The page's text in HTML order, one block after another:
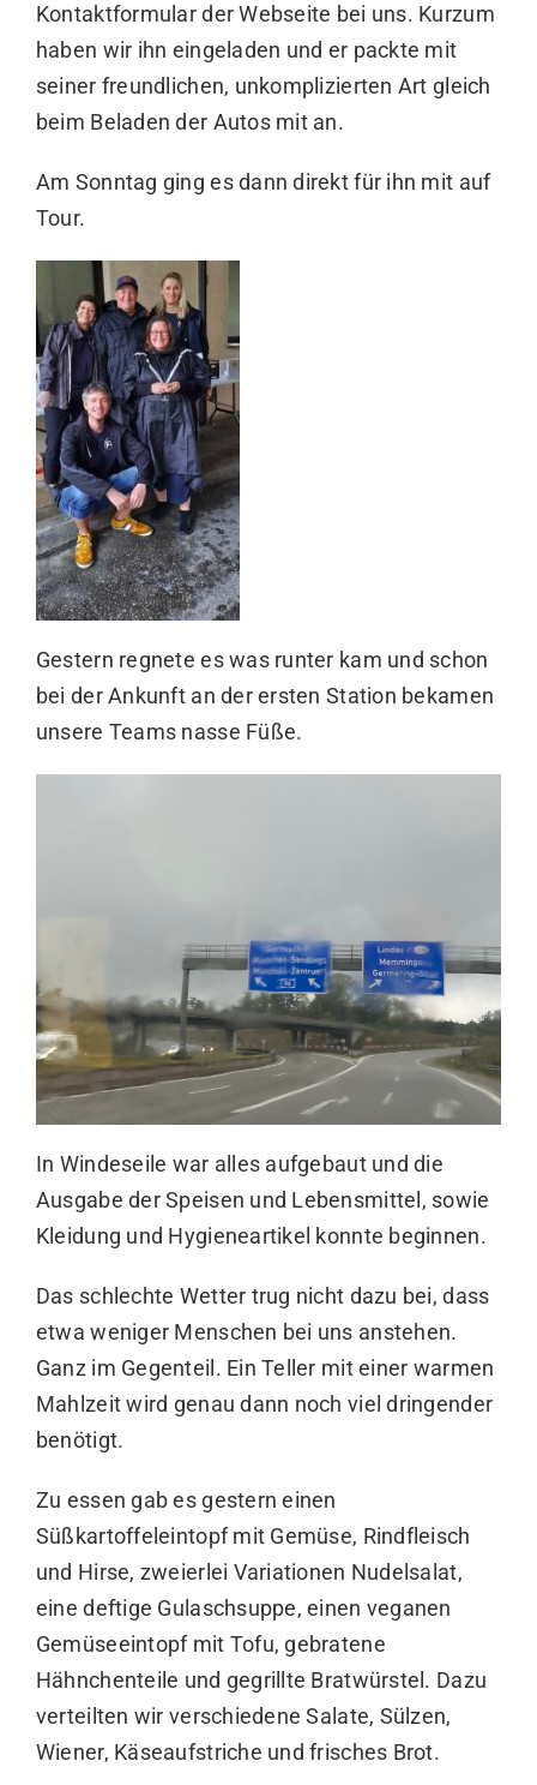
Kontaktformular der Webseite bei uns. Kurzum
haben wir ihn eingeladen und er packte mit
seiner freundlichen, unkomplizierten Art gleich
beim Beladen der Autos mit an.
Am Sonntag ging es dann direkt für ihn mit auf
Tour.
Gestern regnete es was runter kam und schon
bei der Ankunft an der ersten Station bekamen
unsere Teams nasse Füße.
In Windeseile war alles aufgebaut und die
Ausgabe der Speisen und Lebensmittel, sowie
Kleidung und Hygieneartikel konnte beginnen.
Das schlechte Wetter trug nicht dazu bei, dass
etwa weniger Menschen bei uns anstehen.
Ganz im Gegenteil. Ein Teller mit einer warmen
Mahlzeit wird genau dann noch viel dringender
benötigt.
Zu essen gab es gestern einen
Süßkartoffeleintopf mit Gemüse, Rindfleisch
und Hirse, zweierlei Variationen Nudelsalat,
eine deftige Gulaschsuppe, einen veganen
Gemüseeintopf mit Tofu, gebratene
Hähnchenteile und gegrillte Bratwürstel. Dazu
verteilten wir verschiedene Salate, Sülzen,
Wiener, Käseaufstriche und frisches Brot.